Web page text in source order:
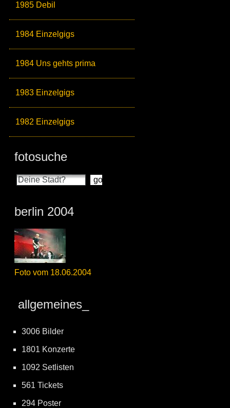
1985 Debil
1984 Einzelgigs
1984 Uns gehts prima
1983 Einzelgigs
1982 Einzelgigs
fotosuche
berlin 2004
Foto vom 18.06.2004
allgemeines_
3006 Bilder
1801 Konzerte
1092 Setlisten
561 Tickets
294 Poster